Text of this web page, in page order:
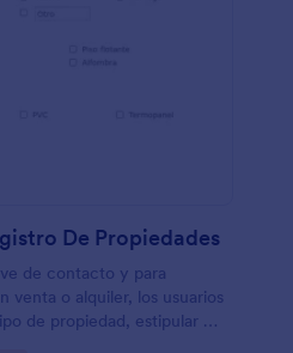
De Propiedades
de contacto y para
venta o alquiler, los usuarios
de propiedad, estipular el